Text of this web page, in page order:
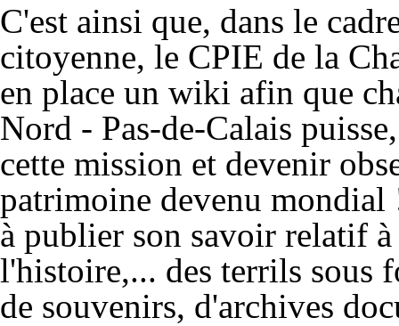
C'est ainsi que, dans le
citoyenne, le CPIE de la
en place un wiki afin que
Nord - Pas-de-Calais
cette mission et devenir
patrimoine devenu
à publier son savoir relatif
l'histoire,... des terrils sous
de souvenirs, d'archives